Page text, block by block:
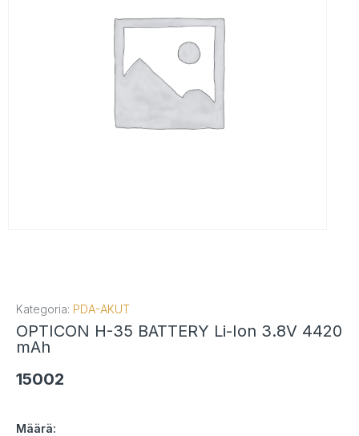
Kategoria: PDA-AKUT
OPTICON H-35 BATTERY Li-Ion 3.8V 4420
mAh
15002
Määrä: